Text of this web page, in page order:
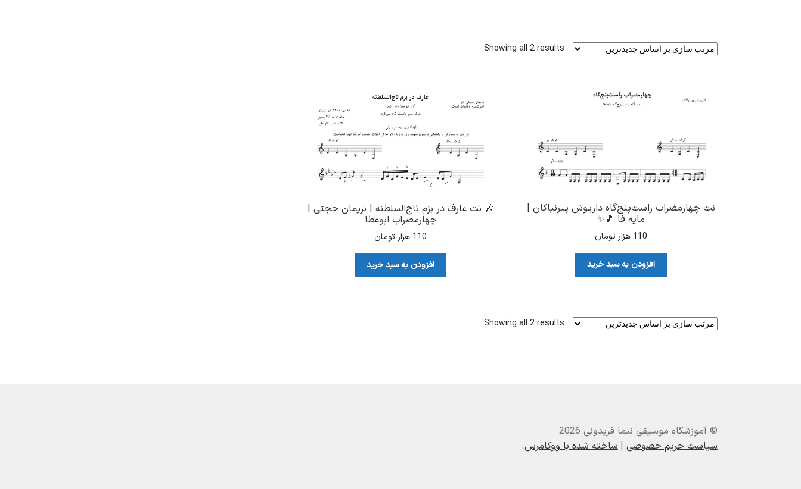
Showing all 2 results
Sorted
نت چهارمضراب راست‌پنج‌گاه داریوش پیرنیاکان |
مایه فا 🎵✨
110 هزار تومان
افزودن به سبد خرید
🎶 نت عارف در بزم تاج‌السلطنه | نریمان حجتی |
چهارمضراب ابوعطا
110 هزار تومان
افزودن به سبد خرید
Showing all 2 results
Sorted
© آموزشگاه موسیقی نیما فریدونی 2026
سیاست حریم خصوصی ساخته شده با ووکامرس.